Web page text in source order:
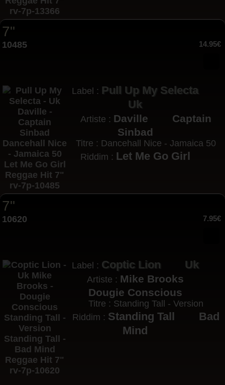
7"
10485 14.95€
Label : Pull Up My Selecta
Uk
Artiste : Daville
Captain
Sinbad
Titre : Dancehall Nice - Jamaica 50
Riddim : Let Me Go Girl
7"
10620 7.95€
Label : Coptic Lion Uk
Artiste : Mike Brooks
Dougie Conscious
Titre : Standing Tall - Version
Riddim : Standing Tall
Bad
Mind